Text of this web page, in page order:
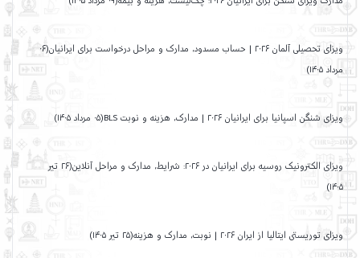
ویزای تحصیلی آلمان ۲۰۲۶ | حساب مسدود، مدارک و مراحل درخواست برای ایرانیان(۰۶
مرداد ۱۴۰۵)
ویزای شنگن اسپانیا برای ایرانیان ۲۰۲۶ | مدارک، هزینه و نوبت BLS(۰۵ مرداد ۱۴۰۵)
ویزای الکترونیک روسیه برای ایرانیان در ۲۰۲۶: شرایط، مدارک و مراحل آنلاین(۲۶ تیر
۱۴۰۵)
ویزای توریستی ایتالیا از ایران ۲۰۲۶ | نوبت، مدارک و هزینه(۲۵ تیر ۱۴۰۵)